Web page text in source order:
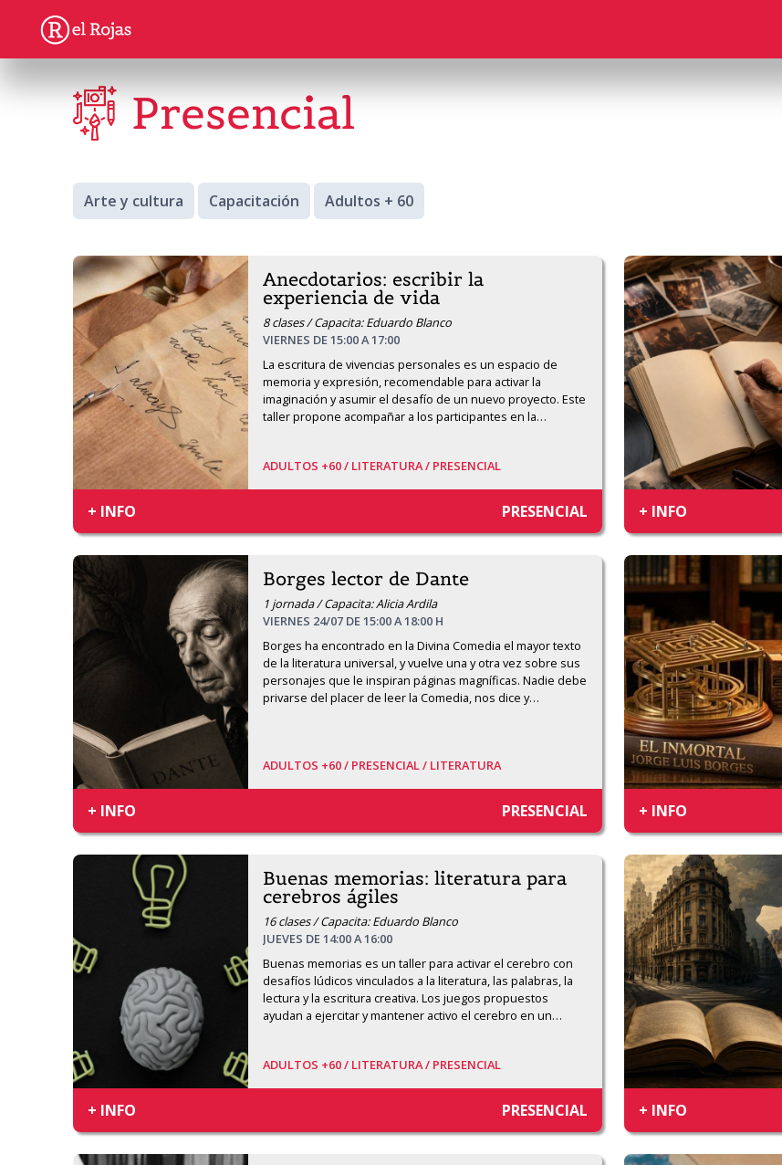
Presencial
Arte y cultura Capacitación Adultos + 60
Anecdotarios: escribir la
experiencia de vida
8 clases / Capacita: Eduardo Blanco
VIERNES DE 15:00 A 17:00
La escritura de vivencias personales es un espacio de
memoria y expresión, recomendable para activar la
imaginación y asumir el desafío de un nuevo proyecto. Este
taller propone acompañar a los participantes en la…
ADULTOS +60 / LITERATURA / PRESENCIAL
+ INFO PRESENCIAL + INFO
Borges lector de Dante
1 jornada / Capacita: Alicia Ardila
VIERNES 24/07 DE 15:00 A 18:00 H
Borges ha encontrado en la Divina Comedia el mayor texto
de la literatura universal, y vuelve una y otra vez sobre sus
personajes que le inspiran páginas magníficas. Nadie debe
privarse del placer de leer la Comedia, nos dice y…
ADULTOS +60 / PRESENCIAL / LITERATURA
+ INFO PRESENCIAL + INFO
Buenas memorias: literatura para
cerebros ágiles
16 clases / Capacita: Eduardo Blanco
JUEVES DE 14:00 A 16:00
Buenas memorias es un taller para activar el cerebro con
desafíos lúdicos vinculados a la literatura, las palabras, la
lectura y la escritura creativa. Los juegos propuestos
ayudan a ejercitar y mantener activo el cerebro en un…
ADULTOS +60 / LITERATURA / PRESENCIAL
+ INFO PRESENCIAL + INFO